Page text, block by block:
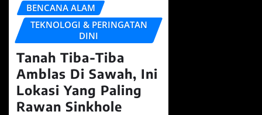
BENCANA ALAM
TEKNOLOGI & PERINGATAN
DINI
Tanah Tiba-Tiba
Amblas Di Sawah, Ini
Lokasi Yang Paling
Rawan Sinkhole